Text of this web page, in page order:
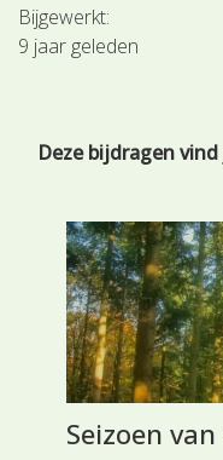
Bijgewerkt:
9 jaar geleden
Deze bijdragen
Seizoen